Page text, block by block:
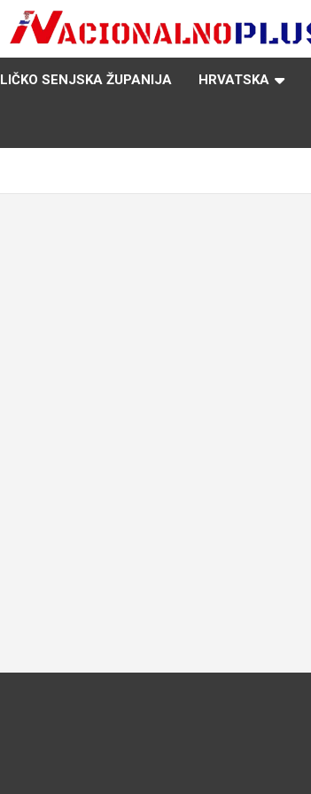
NacionalnoPlus.hr
Nacija želi znati više
LIČKO SENJSKA ŽUPANIJA HRVATSKA